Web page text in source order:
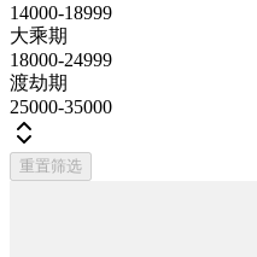
14000-18999
大乘期
18000-24999
渡劫期
25000-35000
重置筛选